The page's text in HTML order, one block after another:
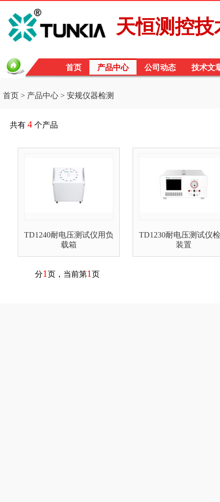
天恒测控
首页 产品中心 公司动态 技术文
首页 > 产品中心 > 安规仪器检测
共有 4 个产品
TD1240耐电压测试仪用负
载箱
TD1230耐电压测试仪
装置
分1页，当前第1页